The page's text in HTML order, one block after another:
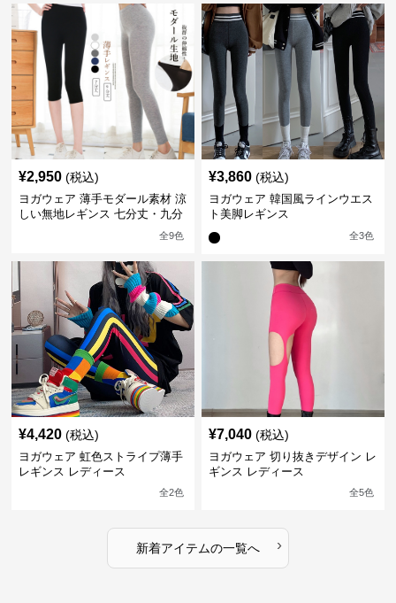
¥2,950 (税込)
ヨガウェア 薄手モダール素材 涼
しい無地レギンス 七分丈・九分
全9色
¥3,860 (税込)
ヨガウェア 韓国風ラインウエス
ト美脚レギンス
全3色
¥4,420 (税込)
ヨガウェア 虹色ストライプ薄手
レギンス レディース
全2色
¥7,040 (税込)
ヨガウェア 切り抜きデザイン レ
ギンス レディース
全5色
新着アイテムの一覧へ ›